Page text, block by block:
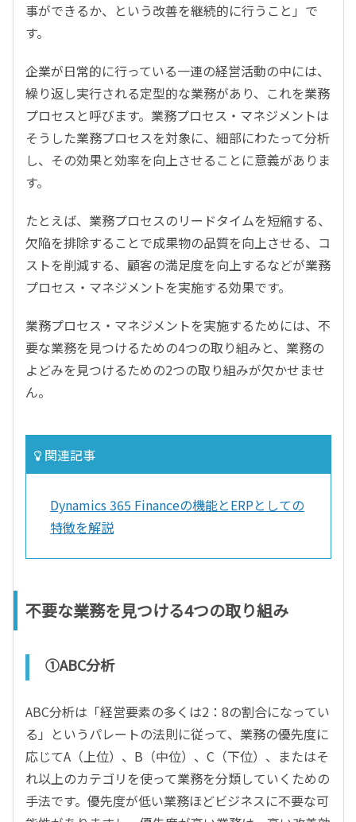
事ができるか、という改善を継続的に行うこと」で
す。
企業が日常的に行っている一連の経営活動の中には、
繰り返し実行される定型的な業務があり、これを業務
プロセスと呼びます。業務プロセス・マネジメントは
そうした業務プロセスを対象に、細部にわたって分析
し、その効果と効率を向上させることに意義がありま
す。
たとえば、業務プロセスのリードタイムを短縮する、
欠陥を排除することで成果物の品質を向上させる、コ
ストを削減する、顧客の満足度を向上するなどが業務
プロセス・マネジメントを実施する効果です。
業務プロセス・マネジメントを実施するためには、不
要な業務を見つけるための4つの取り組みと、業務の
よどみを見つけるための2つの取り組みが欠かせませ
ん。
関連記事
Dynamics 365 Financeの機能とERPとしての
特徴を解説
不要な業務を見つける4つの取り組み
①ABC分析
ABC分析は「経営要素の多くは2：8の割合になってい
る」というパレートの法則に従って、業務の優先度に
応じてA（上位）、B（中位）、C（下位）、またはそ
れ以上のカテゴリを使って業務を分類していくための
手法です。優先度が低い業務ほどビジネスに不要な可